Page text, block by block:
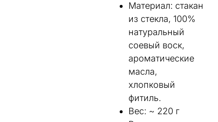
Материал: стакан
из cтекла, 100%
натуральный
соевый воск,
ароматические
масла,
хлопковый
фитиль.
Вес: ~ 220 г